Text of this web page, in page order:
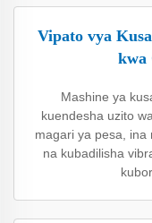
Vipato vya
kwa
Mashine ya
kuendesha uzito
magari ya pesa, ina
na kubadilisha